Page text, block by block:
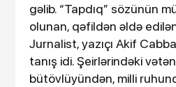
gəlib. “Tapdıq” sözünün
olunan, qəfildən əldə
Jurnalist, yazıçı Akif
tanış idi. Şeirlərindəki
bütövlüyündən, milli